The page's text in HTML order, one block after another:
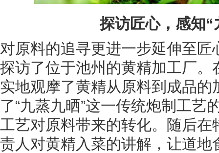
探访匠心，感知“
对原料的追寻更进一步延伸至
探访了位于池州的黄精加工厂
实地观摩了黄精从原料到成品的
了“九蒸九晒”这一传统炮制工艺
工艺对原料带来的转化。随后在
责人对黄精入菜的讲解，让道